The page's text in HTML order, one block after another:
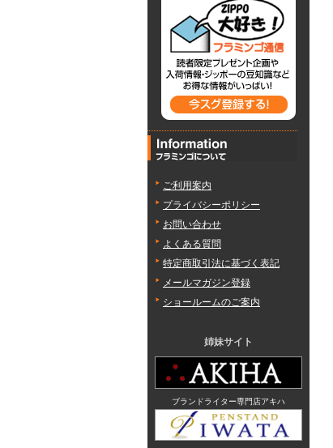
ご利用案内
プライバシーポリシー
お問い合わせ
よくある質問
特定商取引法に基づく表記
メールマガジン登録
ショールームのご案内
姉妹サイト
ブランドライター専門店アキハ